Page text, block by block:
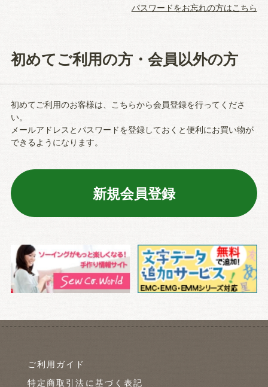
パスワードをお忘れの方はこちら
初めてご利用の方・会員以外の方
初めてご利用のお客様は、こちらから会員登録を行ってくださ
い。
メールアドレスとパスワードを登録しておくと便利にお買い物が
できるようになります。
ご利用ガイド
特定商取引法に基づく表記